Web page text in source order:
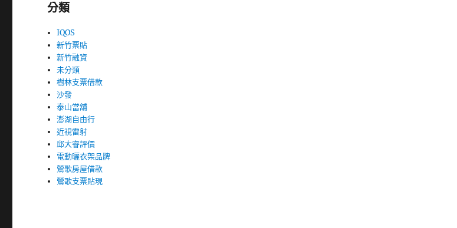
分類
IQOS
新竹票貼
新竹融資
未分類
樹林支票借款
沙發
泰山當舖
澎湖自由行
近視雷射
邱大睿評價
電動曬衣架品牌
鶯歌房屋借款
鶯歌支票貼現